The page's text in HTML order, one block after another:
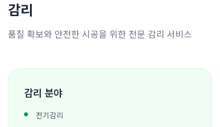
감리
품질 확보와 안전한 시공을 위한 전문 감리 서비스
감리 분야
전기감리